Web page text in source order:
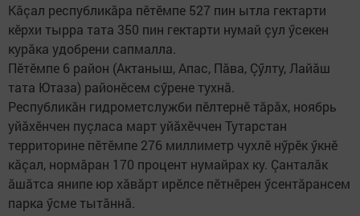
Кăçал республикăра пӗтӗмпе 527 пин ытла гектарти
кӗрхи тырра тата 350 пин гектарти нумай çул ӳсекен
курăка удобрени сапмалла.
Пӗтӗмпе 6 район (Актаныш, Апас, Пăва, Çӳлту, Лайăш
тата Ютаза) районӗсем сӳрене тухнă.
Республикăн гидрометслужби пӗлтернӗ тăрăх, ноябрь
уйăхӗнчен пуçласа март уйăхӗччен Тутарстан
территорине пӗтӗмпе 276 миллиметр чухлӗ нӳрӗк ӳкнӗ
кăçал, нормăран 170 процент нумайрах ку. Çанталăк
ăшăтса янипе юр хăвăрт ирӗлсе пӗтнӗрен ӳсентăрансем
парка ӳсме тытăннă.